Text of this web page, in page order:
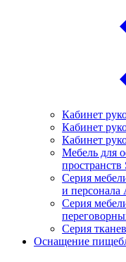
Кабинет
Кабинет
Кабинет
Мебель для
Серия
и
Серия
Серия
Оснащение